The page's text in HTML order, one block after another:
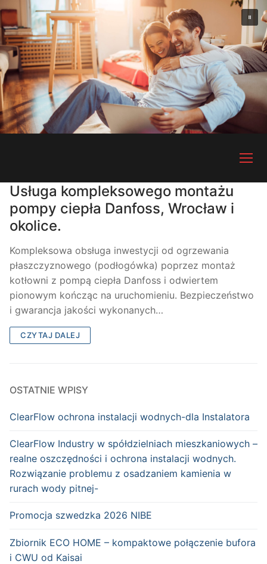
Usługa kompleksowego montażu
pompy ciepła Danfoss, Wrocław i
okolice.
Kompleksowa obsługa inwestycji od ogrzewania
płaszczyznowego (podłogówka) poprzez montaż
kotłowni z pompą ciepła Danfoss i odwiertem
pionowym kończąc na uruchomieniu. Bezpieczeństwo
i gwarancja jakości wykonanych…
CZYTAJ DALEJ
OSTATNIE WPISY
ClearFlow ochrona instalacji wodnych-dla Instalatora
ClearFlow Industry w spółdzielniach mieszkaniowych –
realne oszczędności i ochrona instalacji wodnych.
Rozwiązanie problemu z osadzaniem kamienia w
rurach wody pitnej-
Promocja szwedzka 2026 NIBE
Zbiornik ECO HOME – kompaktowe połączenie bufora
i CWU od Kaisai